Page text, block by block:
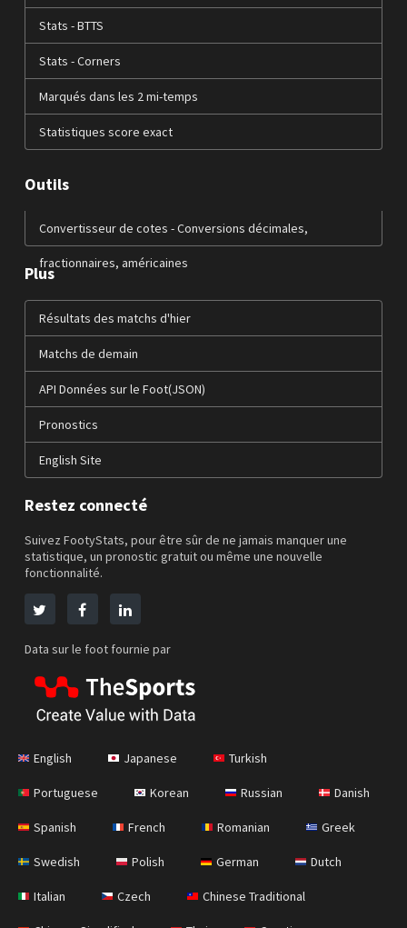
Stats - BTTS
Stats - Corners
Marqués dans les 2 mi-temps
Statistiques score exact
Outils
Convertisseur de cotes - Conversions décimales,
fractionnaires, américaines
Plus
Résultats des matchs d'hier
Matchs de demain
API Données sur le Foot(JSON)
Pronostics
English Site
Restez connecté
Suivez FootyStats, pour être sûr de ne jamais manquer une
statistique, un pronostic gratuit ou même une nouvelle
fonctionnalité.
Data sur le foot fournie par
English Japanese Turkish
Portuguese Korean Russian Danish
Spanish French Romanian Greek
Swedish Polish German Dutch
Italian Czech Chinese Traditional